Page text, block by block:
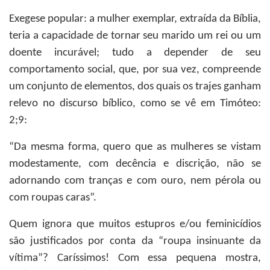
Exegese popular: a mulher exemplar, extraída da Bíblia,
teria a capacidade de tornar seu marido um rei ou um
doente incurável; tudo a depender de seu
comportamento social, que, por sua vez, compreende
um conjunto de elementos, dos quais os trajes ganham
relevo no discurso bíblico, como se vê em Timóteo:
2;9:
“Da mesma forma, quero que as mulheres se vistam
modestamente, com decência e discrição, não se
adornando com tranças e com ouro, nem pérola ou
com roupas caras”.
Quem ignora que muitos estupros e/ou feminicídios
são justificados por conta da “roupa insinuante da
vítima”? Caríssimos! Com essa pequena mostra,